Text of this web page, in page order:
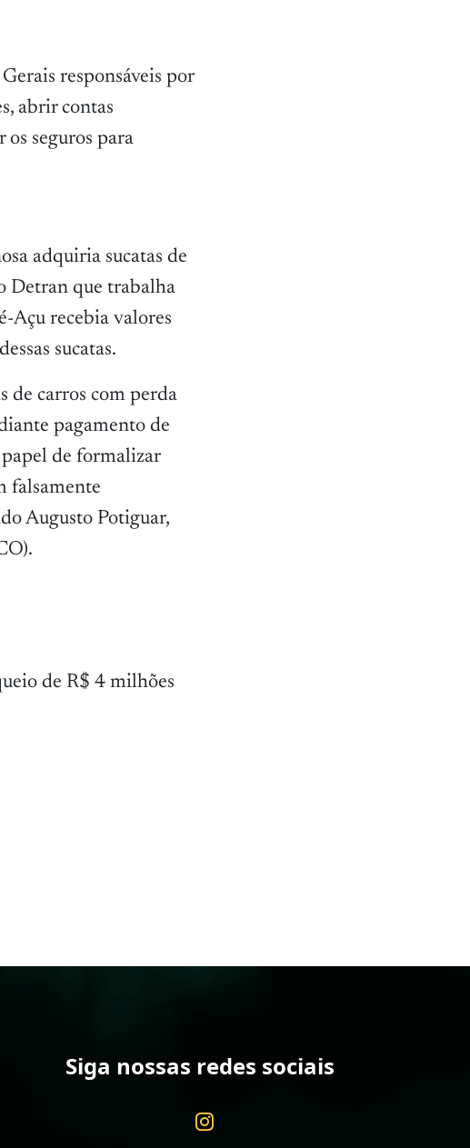
responsáveis por
abrir contas
seguros para
adquiria sucatas de
Detran que trabalha
Açu recebia valores
sucatas.
de carros com perda
pagamento de
de formalizar
falsamente
Augusto Potiguar,
de R$ 4 milhões
Siga nossas redes sociais